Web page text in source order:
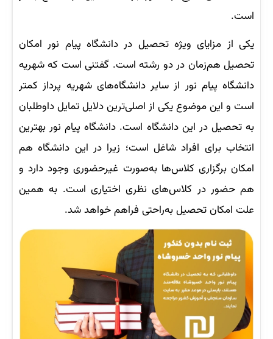
است.
یکی از مزایای ویژه تحصیل در دانشگاه پیام نور امکان
تحصیل هم‌زمان در دو رشته است. گفتنی است که شهریه
دانشگاه پیام نور از سایر دانشگاه‌های شهریه پرداز کمتر
است و این موضوع یکی از اصلی‌ترین دلایل تمایل داوطلبان
به تحصیل در این دانشگاه است. دانشگاه پیام نور بهترین
انتخاب برای افراد شاغل است؛ زیرا در این دانشگاه هم
امکان برگزاری کلاس‌ها به‌صورت غیرحضوری وجود دارد و
هم حضور در کلاس‌های نظری اختیاری است. به همین
علت امکان تحصیل به‌راحتی فراهم خواهد شد.